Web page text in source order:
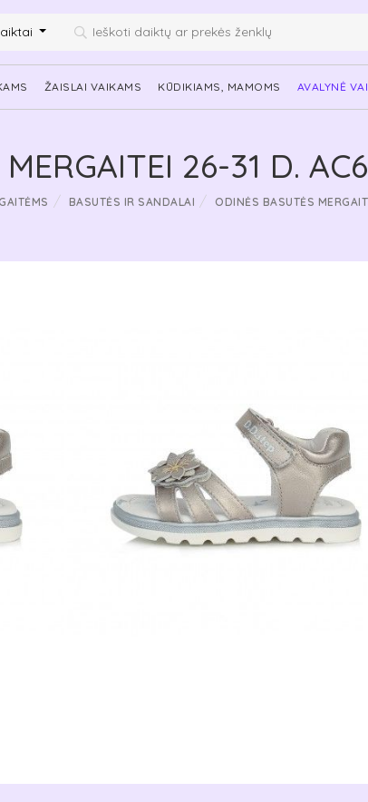
ŽAISLAI VAIKAMS KŪDIKIAMS, MAMOMS AVALYNĖ
26-31 D.
BASUTĖS IR SANDALAI ODINĖS BASUTĖS